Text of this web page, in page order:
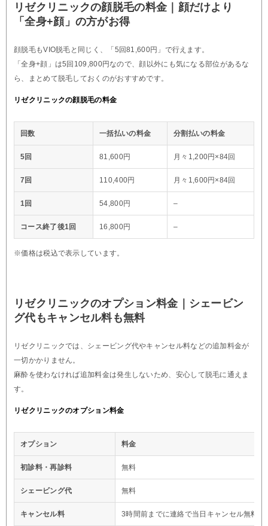
リゼクリニックの顔脱毛の料金｜顔だけより
「全身+顔」の方がお得
顔脱毛もVIO脱毛と同じく、「5回81,600円」で行えます。
「全身+顔」は5回109,800円なので、顔以外にも気になる部位があるな
ら、まとめて脱毛しておくのがおすすめです。
リゼクリニックの顔脱毛の料金
回数 一括払いの料金 分割払いの料金
5回 81,600円 月々1,200円×84回
7回 110,400円 月々1,600円×84回
1回 54,800円 –
コース終了後1回 16,800円 –
※価格は税込で表示しています。
リゼクリニックのオプション料金｜シェービン
グ代もキャンセル料も無料
リゼクリニックでは、シェービング代やキャンセル料などの追加料金が
一切かかりません。
麻酔を使わなければ追加料金は発生しないため、安心して脱毛に通えま
す。
リゼクリニックのオプション料金
オプション 料金
初診料・再診料 無料
シェービング代 無料
キャンセル料 3時間前までに連絡で当日キャンセル無料※